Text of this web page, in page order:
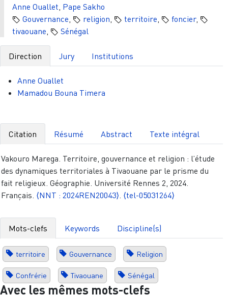
Anne Ouallet Pape Sakho
Gouvernance
religion territoire foncier,
tivaouane
Sénégal
Direction Jury Institutions
Anne Ouallet
Mamadou Bouna Timera
Citation Résumé Abstract Texte intégral
Vakouro Marega. Territoire, gouvernance et religion : l’étude
des dynamiques territoriales à Tivaouane par le prisme du
fait religieux. Géographie. Université Rennes 2, 2024.
Français. ⟨NNT : 2024REN20043⟩ ⟨tel-05031264⟩
Mots-clefs Keywords Discipline(s)
territoire Gouvernance Religion
Confrérie Tivaouane Sénégal
Avec les mêmes mots-clefs